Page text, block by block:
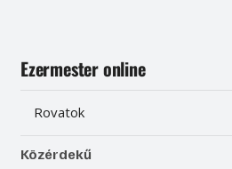
Ezermester online
Rovatok
Közérdekű